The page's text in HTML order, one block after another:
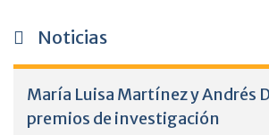
Noticias
María Luisa Martínez y Andrés
premios de investigación